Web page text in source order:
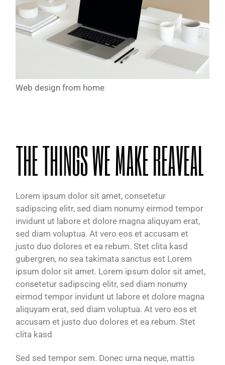
Web design from home
THE THINGS WE MAKE REAVEAL
Lorem ipsum dolor sit amet, consetetur
sadipscing elitr, sed diam nonumy eirmod tempor
invidunt ut labore et dolore magna aliquyam erat,
sed diam voluptua. At vero eos et accusam et
justo duo dolores et ea rebum. Stet clita kasd
gubergren, no sea takimata sanctus est Lorem
ipsum dolor sit amet. Lorem ipsum dolor sit amet,
consetetur sadipscing elitr, sed diam nonumy
eirmod tempor invidunt ut labore et dolore magna
aliquyam erat, sed diam voluptua. At vero eos et
accusam et justo duo dolores et ea rebum. Stet
clita kasd
Sed sed tempor sem. Donec urna neque, mattis